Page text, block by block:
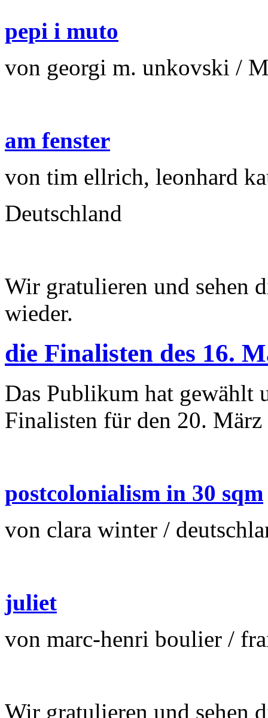
pepi i muto
von georgi m. unkovski /
am fenster
von tim ellrich, leonhard
Deutschland
Wir gratulieren und sehen
wieder.
die Finalisten des 16.
Das Publikum hat gewählt
Finalisten für den 20.
postcolonialism in 30 sqm
von clara winter /
juliet
von marc-henri boulier /
Wir gratulieren und sehen